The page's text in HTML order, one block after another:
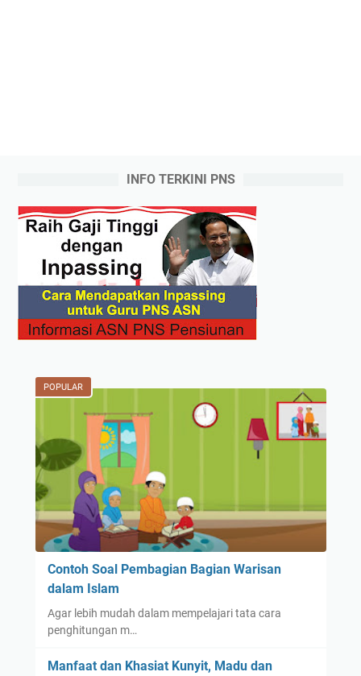
INFO TERKINI PNS
POPULAR
Contoh Soal Pembagian Bagian Warisan
dalam Islam
Agar lebih mudah dalam mempelajari tata cara
penghitungan m…
Manfaat dan Khasiat Kunyit, Madu dan